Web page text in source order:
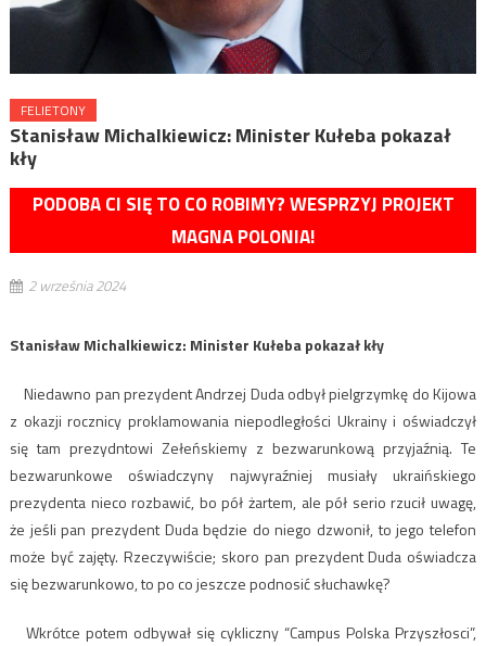
FELIETONY
Stanisław Michalkiewicz: Minister Kułeba pokazał
kły
PODOBA CI SIĘ TO CO ROBIMY? WESPRZYJ PROJEKT
MAGNA POLONIA!
2 września 2024
Stanisław Michalkiewicz: Minister Kułeba pokazał kły
Niedawno pan prezydent Andrzej Duda odbył pielgrzymkę do Kijowa
z okazji rocznicy proklamowania niepodległości Ukrainy i oświadczył
się tam prezydntowi Zełeńskiemy z bezwarunkową przyjaźnią. Te
bezwarunkowe oświadczyny najwyraźniej musiały ukraińskiego
prezydenta nieco rozbawić, bo pół żartem, ale pół serio rzucił uwagę,
że jeśli pan prezydent Duda będzie do niego dzwonił, to jego telefon
może być zajęty. Rzeczywiście; skoro pan prezydent Duda oświadcza
się bezwarunkowo, to po co jeszcze podnosić słuchawkę?
Wkrótce potem odbywał się cykliczny “Campus Polska Przyszłosci”,